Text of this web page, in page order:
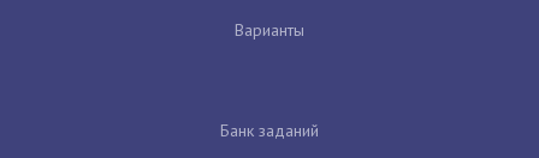
Варианты
Банк заданий